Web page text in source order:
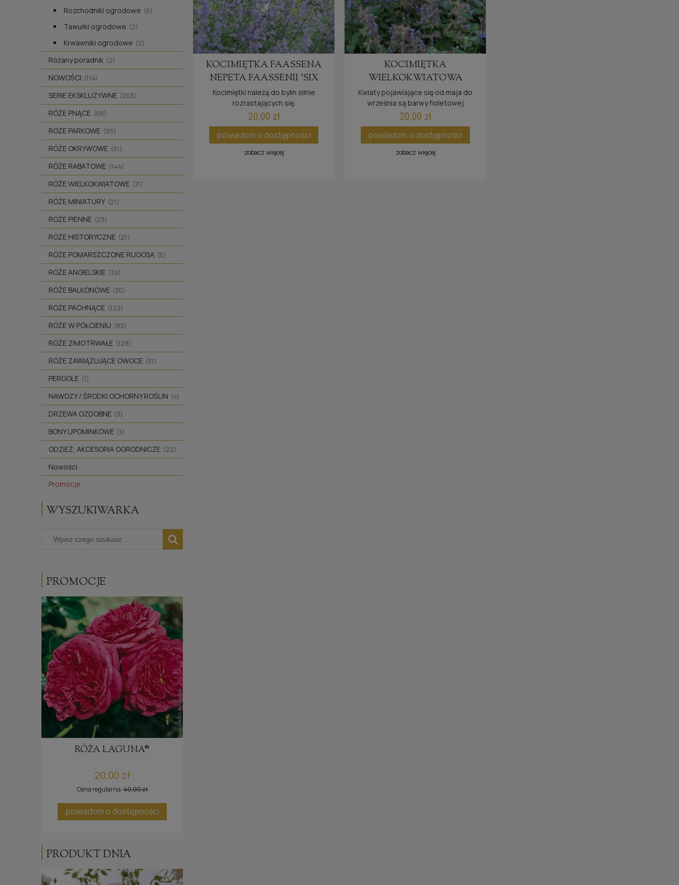
Rozchodniki ogrodowe (6)
Tawułki ogrodowe (2)
Krwawniki ogrodowe (2)
Różany poradnik (2)
NOWOŚCI (114)
SERIE EKSKLUZYWNE (203)
RÓŻE PNĄCE (56)
RÓŻE PARKOWE (95)
RÓŻE OKRYWOWE (61)
RÓŻE RABATOWE (144)
RÓŻE WIELKOKWIATOWE (71)
RÓŻE MINIATURY (21)
RÓŻE PIENNE (23)
RÓŻE HISTORYCZNE (21)
RÓŻE POMARSZCZONE RUGOSA (5)
RÓŻE ANGIELSKIE (39)
RÓŻE BALKONOWE (30)
RÓŻE PACHNĄCE (122)
RÓŻE W PÓŁCIENIU (83)
RÓŻE ZIMOTRWAŁE (128)
RÓŻE ZAWIĄZUJĄCE OWOCE (31)
PERGOLE (1)
NAWOZY / ŚRODKI OCHORNY ROŚLIN (4)
DRZEWA OZDOBNE (3)
BONY UPOMINKOWE (1)
ODZIEŻ, AKCESORIA OGRODNICZE (22)
Nowości
Promocje
WYSZUKIWARKA
PROMOCJE
RÓŻA LAGUNA®
20,00 zł
Cena regularna:40,00 zł
powiadom o dostępności
PRODUKT DNIA
KOCIMIĘTKA FAASSENA
NEPETA FAASSENII 'SIX
HILL'S GIANT'
Kocimiętki należą do bylin silnie
rozrastających się.
20,00 zł
powiadom o dostępności
zobacz więcej
KOCIMIĘTKA
WIELKOKWIATOWA
SUMMER MAGIC NEPETA
GRANDIFLORA
Kwiaty pojawiające się od maja do
września są barwy fioletowej
20,00 zł
powiadom o dostępności
zobacz więcej